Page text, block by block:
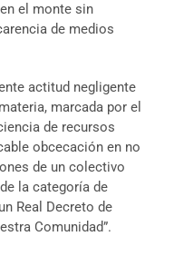
el monte sin
de medios
actitud negligente
marcada por el
de recursos
obcecación en no
de un colectivo
la categoría de
Real Decreto de
Comunidad”.